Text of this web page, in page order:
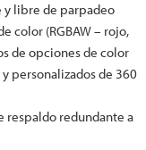
libre de parpadeo
color (RGBAW – rojo,
de opciones de color
personalizados de 360
respaldo redundante a